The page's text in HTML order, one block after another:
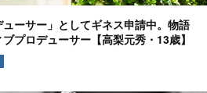
ューサー」としてギネス申請中。物語
プロデューサー【高梨元秀・13歳】